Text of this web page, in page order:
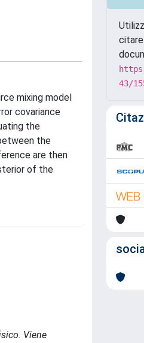
mixing model
covariance
the
the
are then
of the
Viene
43/